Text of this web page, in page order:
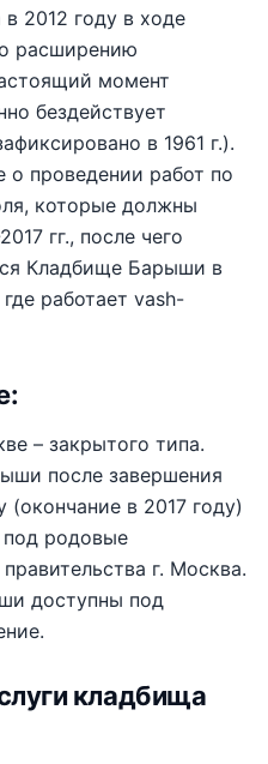
2012 году в ходе
расширению
момент
бездействует
в 1961 г.).
о проведении работ по
которые должны
гг., после чего
Кладбище Барыши в
работает vash-
– закрытого типа.
после завершения
(окончание в 2017 году)
родовые
г. Москва.
доступны под
кладбища